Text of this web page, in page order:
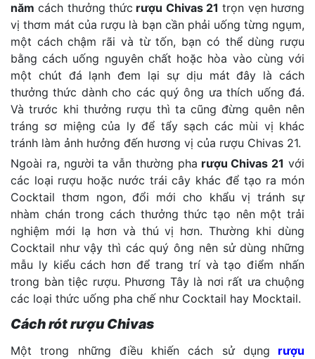
năm cách thưởng thức rượu Chivas 21 trọn vẹn hương
vị thơm mát của rượu là bạn cần phải uống từng ngụm,
một cách chậm rãi và từ tốn, bạn có thể dùng rượu
bằng cách uống nguyên chất hoặc hòa vào cùng với
một chút đá lạnh đem lại sự dịu mát đây là cách
thưởng thức dành cho các quý ông ưa thích uống đá.
Và trước khi thưởng rượu thì ta cũng đừng quên nên
tráng sơ miệng của ly để tẩy sạch các mùi vị khác
tránh làm ảnh hưởng đến hương vị của rượu Chivas 21.
Ngoài ra, người ta vẫn thường pha rượu Chivas 21 với
các loại rượu hoặc nước trái cây khác để tạo ra món
Cocktail thơm ngon, đổi mới cho khẩu vị tránh sự
nhàm chán trong cách thưởng thức tạo nên một trải
nghiệm mới lạ hơn và thú vị hơn. Thường khi dùng
Cocktail như vậy thì các quý ông nên sử dùng những
mẫu ly kiểu cách hơn để trang trí và tạo điểm nhấn
trong bàn tiệc rượu. Phương Tây là nơi rất ưa chuộng
các loại thức uống pha chế như Cocktail hay Mocktail.
Cách rót rượu Chivas
Một trong những điều khiến cách sử dụng
rượu